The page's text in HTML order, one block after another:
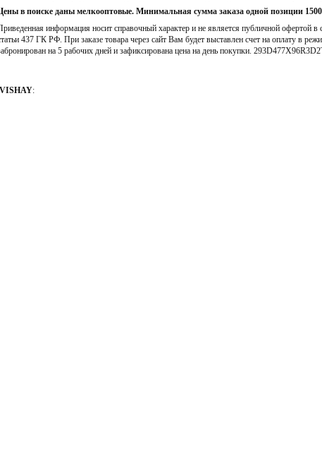
в поиске даны мелкооптовые. Минимальная сумма заказа одной позиции
информация носит справочный характер и не является публичной офертой в
437 ГК РФ. При заказе товара через сайт Вам будет выставлен счет на оплату в
на 5 рабочих дней и зафиксирована цена на день покупки.
VISHAY: